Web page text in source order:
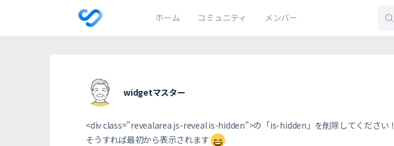
ホーム コミュニティ メンバー
検
widgetマスター
<div class=”revealarea js-reveal is-hidden”>の「is-hidden」を削除してください！
そうすれば最初から表示されます